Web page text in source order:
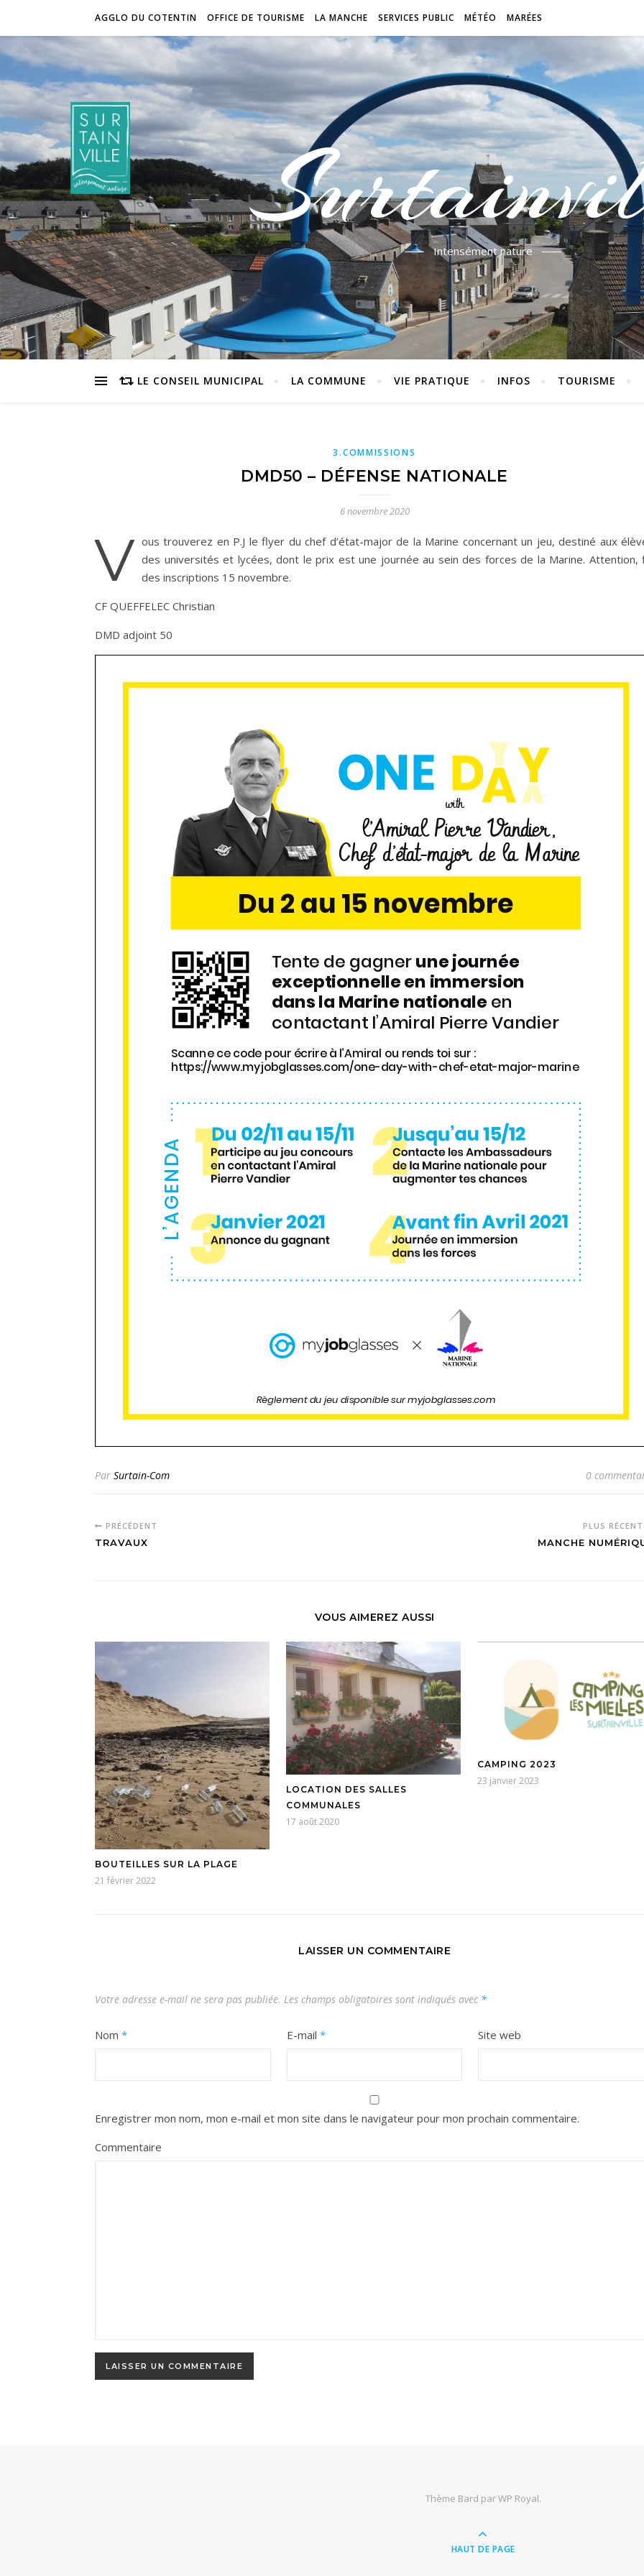
AGGLO DU COTENTIN OFFICE DE TOURISME LA MANCHE SERVICES PUBLIC MÉTÉO MARÉES
Intensément nature
LE CONSEIL MUNICIPAL LA COMMUNE VIE PRATIQUE INFOS TOURISME
3.COMMISSIONS
DMD50 – DÉFENSE NATIONALE
6 novembre 2020
V ous trouverez en P.J le flyer du chef d’état-major de la Marine concernant un jeu, destiné aux
des universités et lycées, dont le prix est une journée au sein des forces de la Marine. Attention,
des inscriptions 15 novembre.
CF QUEFFELEC Christian
DMD adjoint 50
Par Surtain-Com 0
PRÉCÉDENT
TRAVAUX
PLUS
MANCHE
VOUS AIMEREZ AUSSI
BOUTEILLES SUR LA PLAGE
21 février 2022
LOCATION DES SALLES
COMMUNALES
17 août 2020
CAMPING 2023
23 janvier 2023
LAISSER UN COMMENTAIRE
Votre adresse e-mail ne sera pas publiée. Les champs obligatoires sont indiqués avec *
Nom * E-mail * Site web
Enregistrer mon nom, mon e-mail et mon site dans le navigateur pour mon prochain commentaire.
Commentaire
Thème Bard parWP Royal.
HAUT DE PAGE